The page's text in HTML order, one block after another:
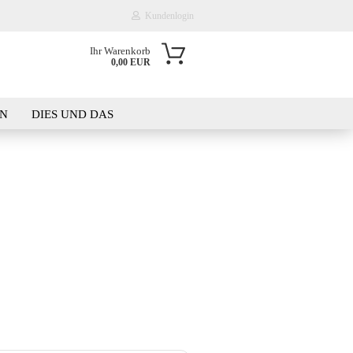
Kundenlogin
Ihr Warenkorb
0,00 EUR
DIES UND DAS